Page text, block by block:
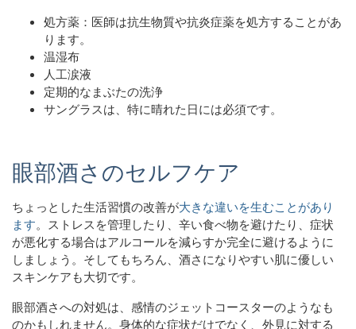
処方薬：医師は抗生物質や抗炎症薬を処方することがあ
ります。
温湿布
人工涙液
定期的なまぶたの洗浄
サングラスは、特に晴れた日には必須です。
眼部酒さのセルフケア
ちょっとした生活習慣の改善が大きな違いを生むことがあり
ます。ストレスを管理したり、辛い食べ物を避けたり、症状
が悪化する場合はアルコールを減らすか完全に避けるように
しましょう。そしてもちろん、酒さになりやすい肌に優しい
スキンケアも大切です。
眼部酒さへの対処は、感情のジェットコースターのようなも
のかもしれません。身体的な症状だけでなく、外見に対する